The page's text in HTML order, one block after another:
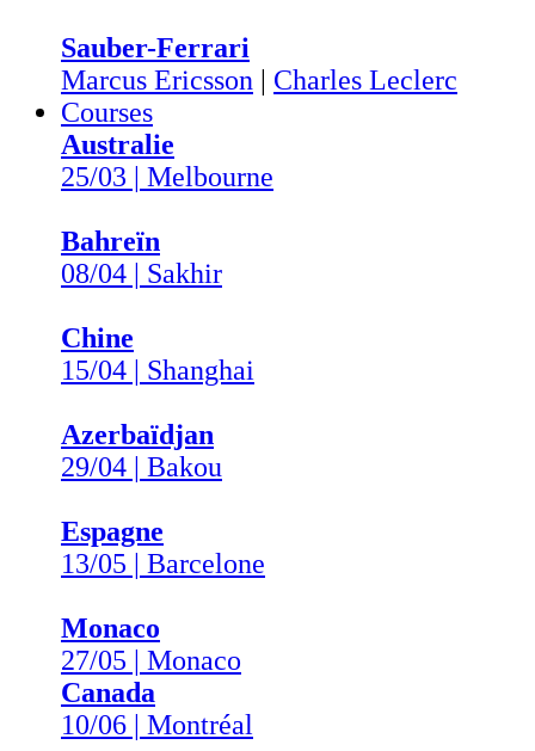
Sauber-Ferrari
Marcus Ericsson | Charles Leclerc
Courses
Australie
25/03 | Melbourne
Bahreïn
08/04 | Sakhir
Chine
15/04 | Shanghai
Azerbaïdjan
29/04 | Bakou
Espagne
13/05 | Barcelone
Monaco
27/05 | Monaco
Canada
10/06 | Montréal